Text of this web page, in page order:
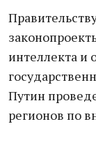
интеллекта и
Путин
регионов по